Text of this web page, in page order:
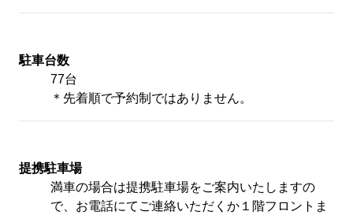
駐車台数
77台
＊先着順で予約制ではありません。
提携駐車場
満車の場合は提携駐車場をご案内いたしますの
で、お電話にてご連絡いただくか１階フロントま
お部屋
滋賀県立県民交流センター